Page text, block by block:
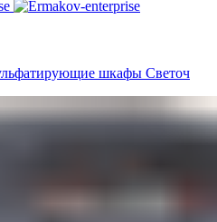
шкафы Светоч